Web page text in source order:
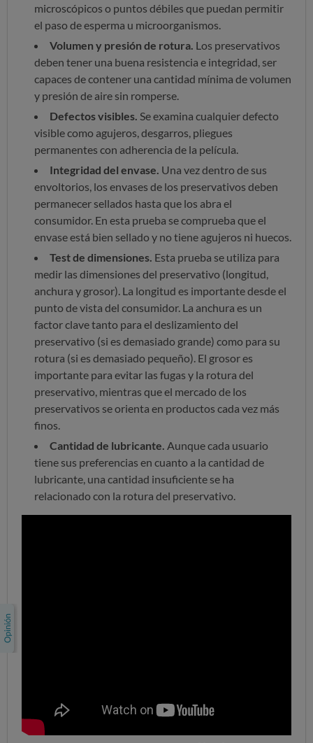
microscópicos o puntos débiles que puedan permitir
el paso de esperma u microorganismos.
Volumen y presión de rotura. Los preservativos
deben tener una buena resistencia e integridad, ser
capaces de contener una cantidad mínima de volumen
y presión de aire sin romperse.
Defectos visibles. Se examina cualquier defecto
visible como agujeros, desgarros, pliegues
permanentes con adherencia de la película.
Integridad del envase. Una vez dentro de sus
envoltorios, los envases de los preservativos deben
permanecer sellados hasta que los abra el
consumidor. En esta prueba se comprueba que el
envase está bien sellado y no tiene agujeros ni huecos.
Test de dimensiones. Esta prueba se utiliza para
medir las dimensiones del preservativo (longitud,
anchura y grosor). La longitud es importante desde el
punto de vista del consumidor. La anchura es un
factor clave tanto para el deslizamiento del
preservativo (si es demasiado grande) como para su
rotura (si es demasiado pequeño). El grosor es
importante para evitar las fugas y la rotura del
preservativo, mientras que el mercado de los
preservativos se orienta en productos cada vez más
finos.
Cantidad de lubricante. Aunque cada usuario
tiene sus preferencias en cuanto a la cantidad de
lubricante, una cantidad insuficiente se ha
relacionado con la rotura del preservativo.